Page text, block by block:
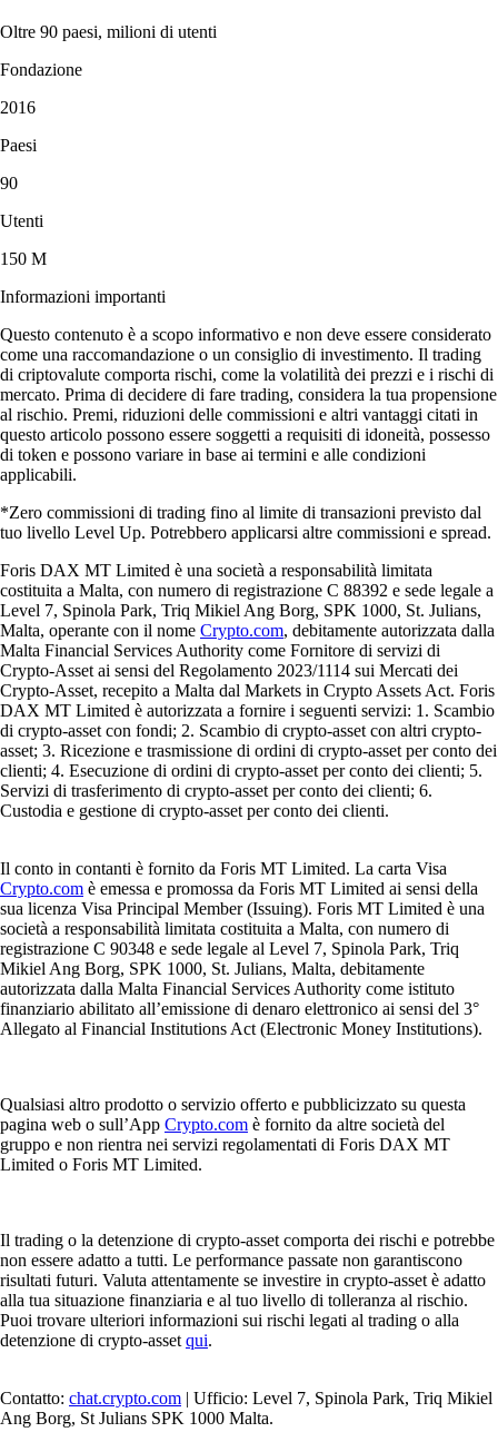
Oltre 90 paesi, milioni di utenti
Fondazione
2016
Paesi
90
Utenti
150 M
Informazioni importanti
Questo contenuto è a scopo informativo e non deve essere considerato
come una raccomandazione o un consiglio di investimento. Il trading
di criptovalute comporta rischi, come la volatilità dei prezzi e i rischi di
mercato. Prima di decidere di fare trading, considera la tua propensione
al rischio. Premi, riduzioni delle commissioni e altri vantaggi citati in
questo articolo possono essere soggetti a requisiti di idoneità, possesso
di token e possono variare in base ai termini e alle condizioni
applicabili.
*Zero commissioni di trading fino al limite di transazioni previsto dal
tuo livello Level Up. Potrebbero applicarsi altre commissioni e spread.
Foris DAX MT Limited è una società a responsabilità limitata
costituita a Malta, con numero di registrazione C 88392 e sede legale a
Level 7, Spinola Park, Triq Mikiel Ang Borg, SPK 1000, St. Julians,
Malta, operante con il nome Crypto.com, debitamente autorizzata dalla
Malta Financial Services Authority come Fornitore di servizi di
Crypto-Asset ai sensi del Regolamento 2023/1114 sui Mercati dei
Crypto-Asset, recepito a Malta dal Markets in Crypto Assets Act. Foris
DAX MT Limited è autorizzata a fornire i seguenti servizi: 1. Scambio
di crypto-asset con fondi; 2. Scambio di crypto-asset con altri crypto-
asset; 3. Ricezione e trasmissione di ordini di crypto-asset per conto dei
clienti; 4. Esecuzione di ordini di crypto-asset per conto dei clienti; 5.
Servizi di trasferimento di crypto-asset per conto dei clienti; 6.
Custodia e gestione di crypto-asset per conto dei clienti.
Il conto in contanti è fornito da Foris MT Limited. La carta Visa
Crypto.com è emessa e promossa da Foris MT Limited ai sensi della
sua licenza Visa Principal Member (Issuing). Foris MT Limited è una
società a responsabilità limitata costituita a Malta, con numero di
registrazione C 90348 e sede legale al Level 7, Spinola Park, Triq
Mikiel Ang Borg, SPK 1000, St. Julians, Malta, debitamente
autorizzata dalla Malta Financial Services Authority come istituto
finanziario abilitato all’emissione di denaro elettronico ai sensi del 3°
Allegato al Financial Institutions Act (Electronic Money Institutions).
Qualsiasi altro prodotto o servizio offerto e pubblicizzato su questa
pagina web o sull’App Crypto.com è fornito da altre società del
gruppo e non rientra nei servizi regolamentati di Foris DAX MT
Limited o Foris MT Limited.
Il trading o la detenzione di crypto-asset comporta dei rischi e potrebbe
non essere adatto a tutti. Le performance passate non garantiscono
risultati futuri. Valuta attentamente se investire in crypto-asset è adatto
alla tua situazione finanziaria e al tuo livello di tolleranza al rischio.
Puoi trovare ulteriori informazioni sui rischi legati al trading o alla
detenzione di crypto-asset qui.
Contatto: chat.crypto.com | Ufficio: Level 7, Spinola Park, Triq Mikiel
Ang Borg, St Julians SPK 1000 Malta.